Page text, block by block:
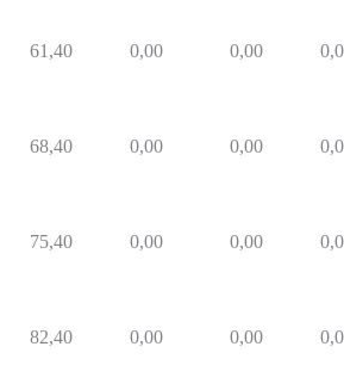
61,40 0,00 0,00
68,40 0,00 0,00
75,40 0,00 0,00
82,40 0,00 0,00